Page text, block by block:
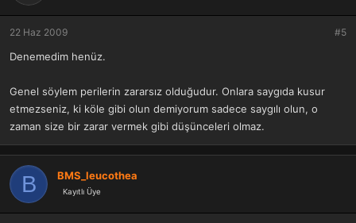
22 Haz 2009 #5
Denemedim henüz.
Genel söylem perilerin zararsız olduğudur. Onlara saygıda kusur
etmezseniz, ki köle gibi olun demiyorum sadece saygılı olun, o
zaman size bir zarar vermek gibi düşünceleri olmaz.
B BMS_leucothea
Kayıtlı Üye